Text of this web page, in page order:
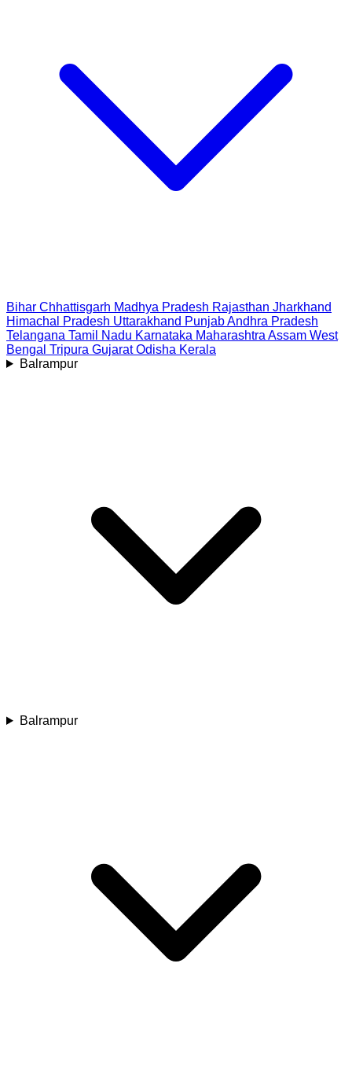
Bihar Chhattisgarh Madhya Pradesh Rajasthan Jharkhand
Himachal Pradesh Uttarakhand PunjabAndhra Pradesh
Telangana Tamil Nadu Karnataka Maharashtra Assam West
Bengal Tripura Gujarat Odisha Kerala
Balrampur
Balrampur